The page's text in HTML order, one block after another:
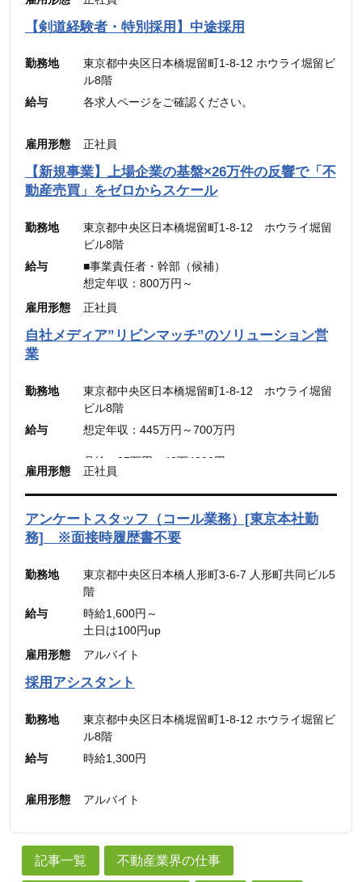
———————————
合計 ：300,000円 ＋ インセンティブ
【剣道経験者・特別採用】中途採用
勤務地
東京都中央区日本橋堀留町1-8-12 ホウライ堀留ビ
ル8階
給与
各求人ページをご確認ください。
雇用形態 正社員
【新規事業】上場企業の基盤×26万件の反響で「不
動産売買」をゼロからスケール
勤務地
東京都中央区日本橋堀留町1-8-12 ホウライ堀留
ビル8階
給与
■事業責任者・幹部（候補）
想定年収：800万円～
月給：48万4,900円～
（固定残業代：45時間分【12万5,600円～】含
金は別途追加支給
■メンバー・リーダー
想定年収：500万円～800万円
（固定残業代：45時間分【7万8,500円〜12万
5,600円】含む。）
※45時間を超える時間外労働分についての割増賃
金は別途追加支給
雇用形態 正社員
自社メディア”リビンマッチ”のソリューション営
業
勤務地
東京都中央区日本橋堀留町1-8-12 ホウライ堀留
ビル8階
給与
想定年収：445万円～700万円
月給：27万円～42万4300円
（固定残業代：45時間分【7万円～10万9900
円】）
（45時間を超える時間外労働分についての割増賃
金は別途追加支給）
雇用形態 正社員
アンケートスタッフ（コール業務）[東京本社勤
務] ※面接時履歴書不要
勤務地
東京都中央区日本橋人形町3-6-7 人形町共同ビル5
階
給与
時給1,600円～
土日は100円up
雇用形態
アルバイト
採用アシスタント
勤務地
東京都中央区日本橋堀留町1-8-12 ホウライ堀留ビ
ル8階
給与
時給1,300円
雇用形態 アルバイト
記事一覧 不動産業界の仕事